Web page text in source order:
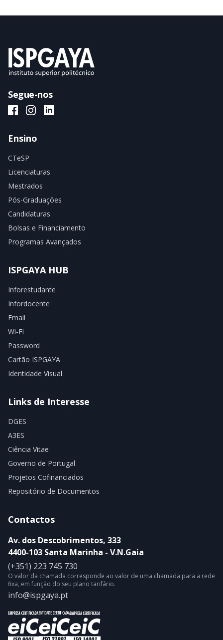
Segue-nos
ISPGAYA Facebook
ISPGAYA Instagram
ISPGAYA LinkedIn
Ensino
CTeSP
Licenciaturas
Mestrados
Pós-Graduações
Candidaturas
Bolsas e Financiamento
Programas Avançados
ISPGAYA HUB
Inforestudante
Infordocente
Email
Wi-Fi
Password
Cartão ISPGAYA
Identidade Visual
Links de Interesse
DGES
A3ES
Ciência Vitae
Governo de Portugal
Projetos Cofinanciados
Repositório de Documentos
Contactos
Av. dos Descobrimentos, 333
4400-103 Santa Marinha - V.N.Gaia
(+351) 223 745 730
O valor da chamada corresponde ao valor de uma chamada para a rede
fixa, em função do seu plano tarifário.
info@ispgaya.pt